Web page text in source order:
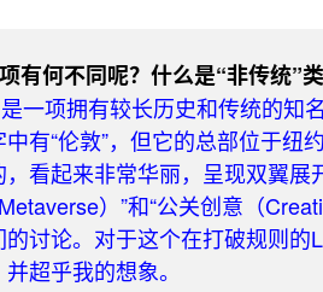
有何不同呢？什么是“非传统”类
一项拥有较长历史和传统的知
有“伦敦”，但它的总部位于
看起来非常华丽，呈现双翼
）”和“公关创意（
讨论。对于这个在打破规则
超乎我的想象。